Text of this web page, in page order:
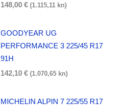
148,00€ (1.115,11 kn)
GOODYEAR UG
PERFORMANCE 3 225/45 R17
91H
142,10€ (1.070,65 kn)
MICHELIN ALPIN 7 225/55 R17